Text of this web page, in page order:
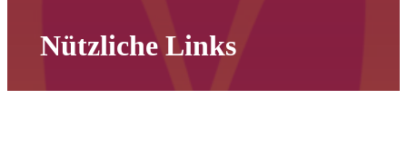
Nützliche Links